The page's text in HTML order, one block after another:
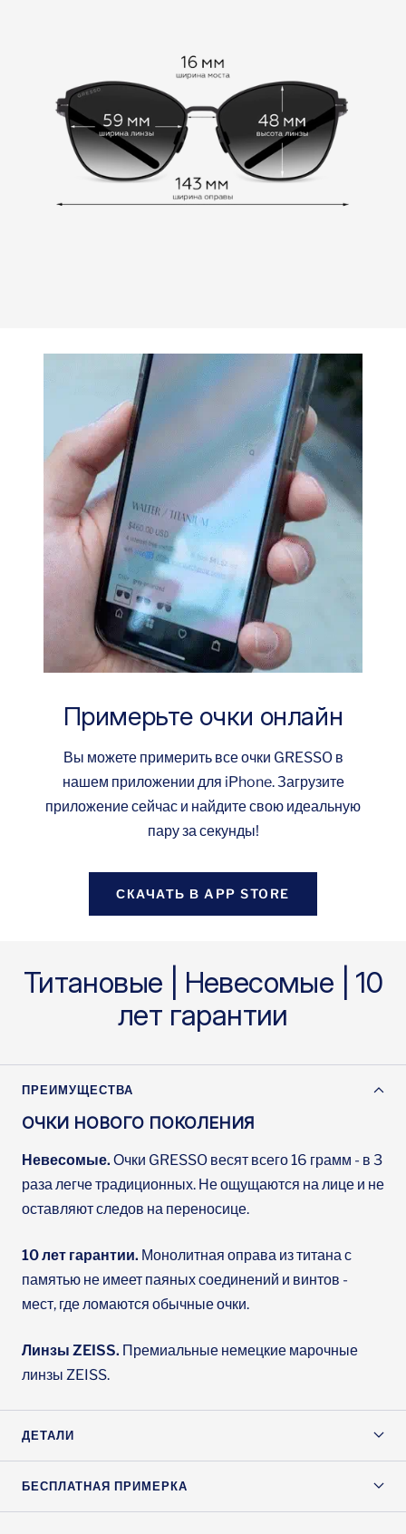
Примерьте очки онлайн
Вы можете примерить все очки GRESSO в
нашем приложении для iPhone. Загрузите
приложение сейчас и найдите свою идеальную
пару за секунды!
СКАЧАТЬ В APP STORE
Титановые | Невесомые | 10
лет гарантии
ПРЕИМУЩЕСТВА
ОЧКИ НОВОГО ПОКОЛЕНИЯ
Невесомые. Очки GRESSO весят всего 16 грамм - в 3
раза легче традиционных. Не ощущаются на лице и не
оставляют следов на переносице.
10 лет гарантии. Монолитная оправа из титана с
памятью не имеет паяных соединений и винтов -
мест, где ломаются обычные очки.
Линзы ZEISS. Премиальные немецкие марочные
линзы ZEISS.
ДЕТАЛИ
БЕСПЛАТНАЯ ПРИМЕРКА